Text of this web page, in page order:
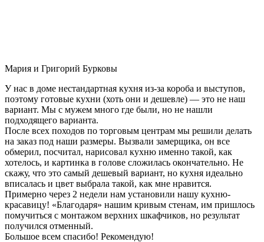
Мария и Григорий Бурковы
У нас в доме нестандартная кухня из-за короба и выступов,
поэтому готовые кухни (хоть они и дешевле) — это не наш
вариант. Мы с мужем много где были, но не нашли
подходящего варианта.
После всех походов по торговым центрам мы решили делать
на заказ под наши размеры. Вызвали замерщика, он все
обмерил, посчитал, нарисовал кухню именно такой, как
хотелось, и картинка в голове сложилась окончательно. Не
скажу, что это самый дешевый вариант, но кухня идеально
вписалась и цвет выбрала такой, как мне нравится.
Примерно через 2 недели нам установили нашу кухню-
красавицу! «Благодаря» нашим кривым стенам, им пришлось
помучиться с монтажом верхних шкафчиков, но результат
получился отменный.
Большое всем спасибо! Рекомендую!